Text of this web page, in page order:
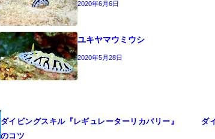
2020年6月6日
ユキヤマウミウシ
2020年5月28日
ダイビングスキル『レギュレーターリカバリー』
のコツ
ダ